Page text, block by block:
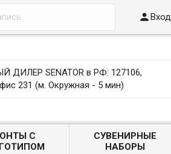
Вход
SENATOR в РФ: 127106,
231 (м. Окружная - 5 мин)
С
СУВЕНИРНЫЕ
НАБОРЫ